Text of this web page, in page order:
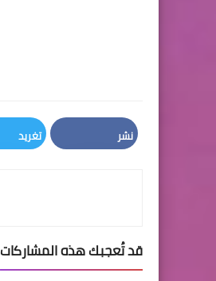
نشر تغريد
قد تُعجبك هذه المشاركات